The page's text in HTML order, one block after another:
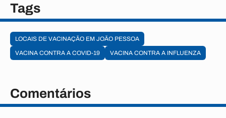
Tags
LOCAIS DE VACINAÇÃO EM JOÃO PESSOA
VACINA CONTRA A COVID-19
VACINA CONTRA A INFLUENZA
Comentários